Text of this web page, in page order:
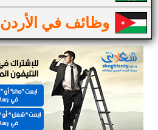
وظائف في الأردن